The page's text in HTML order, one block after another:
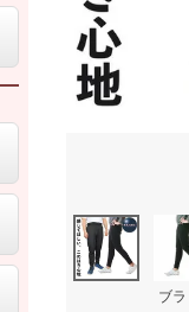
ブ